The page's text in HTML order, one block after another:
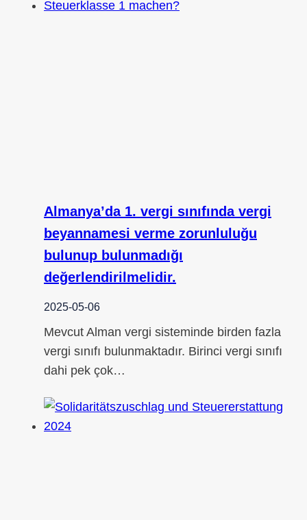
Almanya’da 1. vergi sınıfında vergi
beyannamesi verme zorunluluğu
bulunup bulunmadığı
değerlendirilmelidir.
2025-05-06
Mevcut Alman vergi sisteminde birden fazla
vergi sınıfı bulunmaktadır. Birinci vergi sınıfı
dahi pek çok…